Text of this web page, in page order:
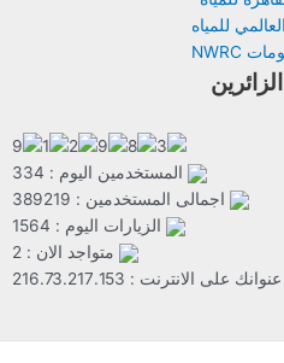
المستخدمين اليوم : 334
اجمالى المستخدمين : 389219
الزيارات اليوم : 1564
متواجد الان : 2
: 216.73.217.153